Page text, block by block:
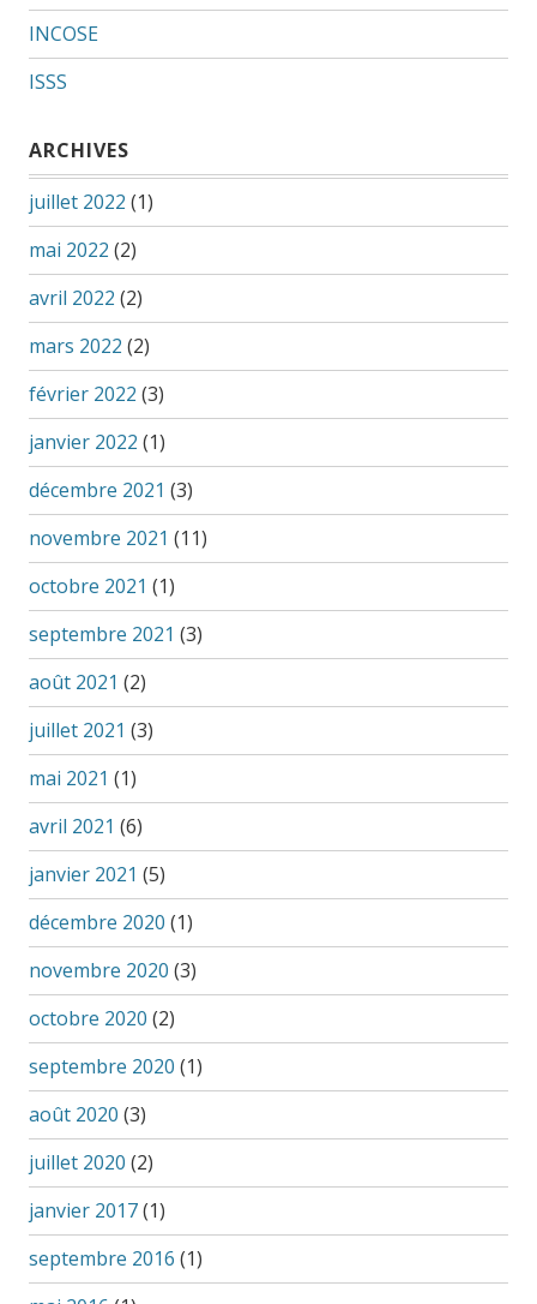
INCOSE
ISSS
ARCHIVES
juillet 2022 (1)
mai 2022 (2)
avril 2022 (2)
mars 2022 (2)
février 2022 (3)
janvier 2022 (1)
décembre 2021 (3)
novembre 2021 (11)
octobre 2021 (1)
septembre 2021 (3)
août 2021 (2)
juillet 2021 (3)
mai 2021 (1)
avril 2021 (6)
janvier 2021 (5)
décembre 2020 (1)
novembre 2020 (3)
octobre 2020 (2)
septembre 2020 (1)
août 2020 (3)
juillet 2020 (2)
janvier 2017(1)
septembre 2016 (1)